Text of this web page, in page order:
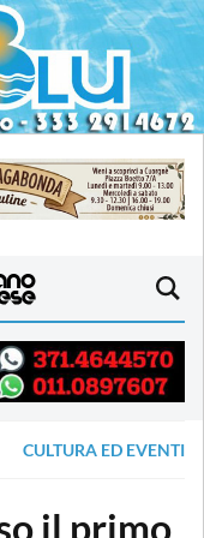
CULTURA ED EVENTI
il primo